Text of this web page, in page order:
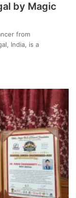
by Magic
from
India, is a